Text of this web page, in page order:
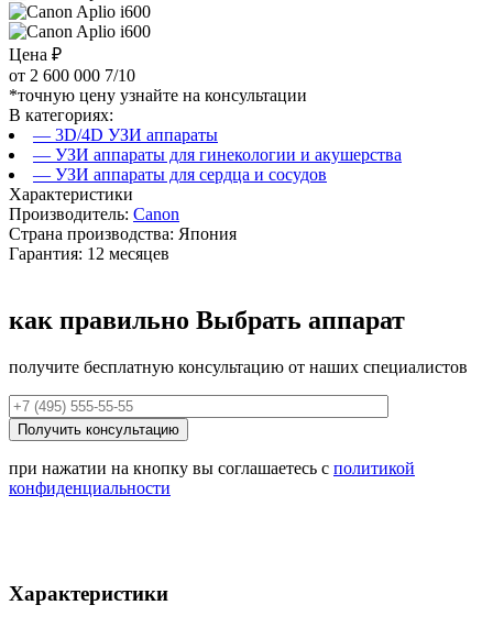
Цена ₽
от 2 600 000 7/10
*точную цену узнайте на консультации
В категориях:
— 3D/4D УЗИ аппараты
— УЗИ аппараты для гинекологии и акушерства
— УЗИ аппараты для сердца и сосудов
Характеристики
Производитель: Canon
Страна производства: Япония
Гарантия: 12 месяцев
как правильно Выбрать аппарат
получите бесплатную консультацию от наших специалистов
при нажатии на кнопку вы соглашаетесь с политикой
конфиденциальности
Характеристики